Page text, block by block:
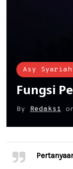
Asy
Fungsi
By Redaksi